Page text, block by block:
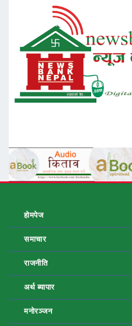
होमपेज
समाचार
राजनीति
अर्थ ब्यापार
मनोरञ्जन